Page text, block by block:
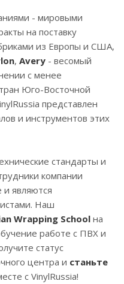
- мировыми
на поставку
из Европы и США,
, Avery - весомый
с менее
Юго-Восточной
представлен
и инструментов этих
стандарты и
компании
являются
Наш
Wrapping Schoolна
работе с ПВХ и
статус
центра и станьте
с VinylRussia!